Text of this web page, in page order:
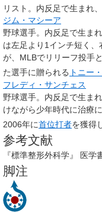
リスト。内反足で生まれ
ジム・マシーア
野球選手。内反足で生ま
は左足より1インチ短く
が、MLBでリリーフ投手
た選手に贈られる トニー
フレディ・サンチェス
野球選手。内反足で生ま
けながら少年時代に治療
2006年に首位打者を獲得
参考文献
『標準整形外科学』 医学
脚注